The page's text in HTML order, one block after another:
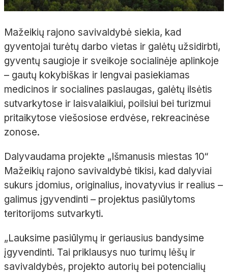
Mažeikių rajono savivaldybė siekia, kad
gyventojai turėtų darbo vietas ir galėtų užsidirbti,
gyventų saugioje ir sveikoje socialinėje aplinkoje
– gautų kokybiškas ir lengvai pasiekiamas
medicinos ir socialines paslaugas, galėtų ilsėtis
sutvarkytose ir laisvalaikiui, poilsiui bei turizmui
pritaikytose viešosiose erdvėse, rekreacinėse
zonose.
Dalyvaudama projekte „Išmanusis miestas 10“
Mažeikių rajono savivaldybė tikisi, kad dalyviai
sukurs įdomius, originalius, inovatyvius ir realius –
galimus įgyvendinti – projektus pasiūlytoms
teritorijoms sutvarkyti.
„Lauksime pasiūlymų ir geriausius bandysime
įgyvendinti. Tai priklausys nuo turimų lėšų ir
savivaldybės, projekto autorių bei potencialių